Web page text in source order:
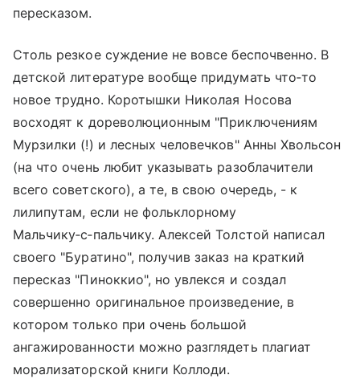
пересказом.
Столь резкое суждение не вовсе беспочвенно. В
детской литературе вообще придумать что‑то
новое трудно. Коротышки Николая Носова
восходят к дореволюционным "Приключениям
Мурзилки (!) и лесных человечков" Анны Хвольсон
(на что очень любит указывать разоблачители
всего советского), а те, в свою очередь, - к
лилипутам, если не фольклорному
Мальчику‑с‑пальчику. Алексей Толстой написал
своего "Буратино", получив заказ на краткий
пересказ "Пиноккио", но увлекся и создал
совершенно оригинальное произведение, в
котором только при очень большой
ангажированности можно разглядеть плагиат
морализаторской книги Коллоди.